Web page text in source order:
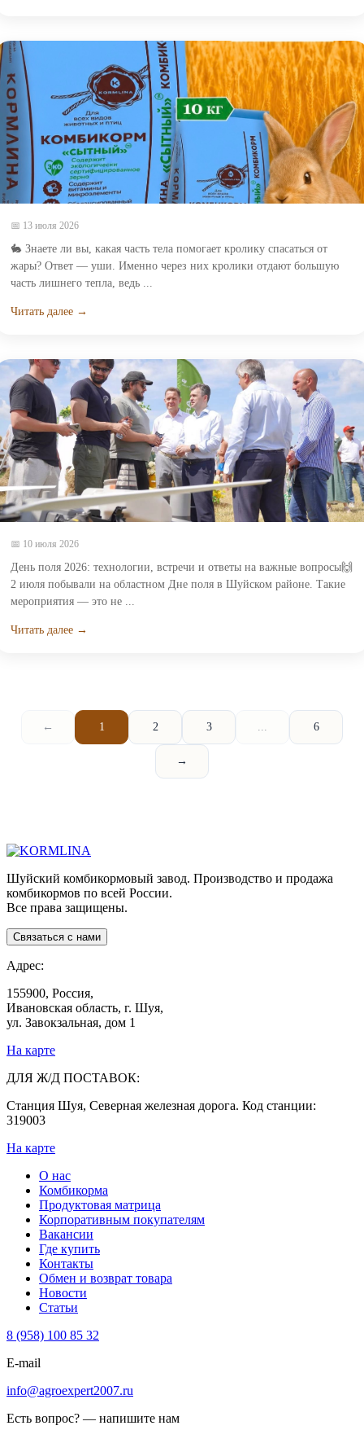
📅 13 июля 2026
🐇 Знаете ли вы, какая часть тела помогает кролику спасаться от
жары? Ответ — уши. Именно через них кролики отдают большую
часть лишнего тепла, ведь ...
Читать далее →
📅 10 июля 2026
День поля 2026: технологии, встречи и ответы на важные вопросы🙌
2 июля побывали на областном Дне поля в Шуйском районе. Такие
мероприятия — это не ...
Читать далее →
← 1 2 3 ... 6
→
Шуйский комбикормовый завод. Производство и продажа
комбикормов по всей России.
Все права защищены.
Связаться с нами
Адрес:
155900, Россия,
Ивановская область, г. Шуя,
ул. Завокзальная, дом 1
На карте
ДЛЯ Ж/Д ПОСТАВОК:
Станция Шуя, Северная железная дорога. Код станции:
319003
На карте
О нас
Комбикорма
Продуктовая матрица
Корпоративным покупателям
Вакансии
Где купить
Контакты
Обмен и возврат товара
Новости
Статьи
8 (958) 100 85 32
E-mail
info@agroexpert2007.ru
Есть вопрос? — напишите нам